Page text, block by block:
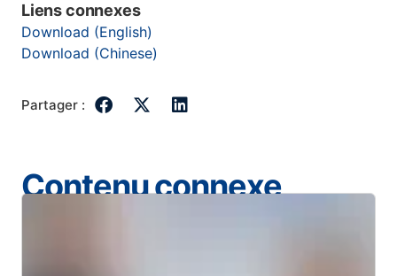
Liens connexes
Download (English)
Download (Chinese)
Partager :
Contenu connexe